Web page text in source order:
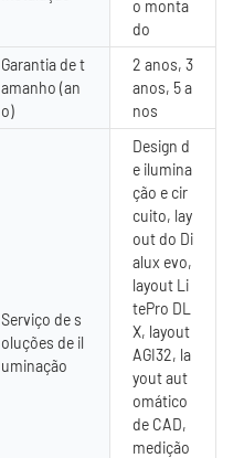
o monta
do
Garantia de t
amanho (an
o)
2 anos, 3
anos, 5 a
nos
Serviço de s
oluções de il
uminação
Design d
e ilumina
ção e cir
cuito, lay
out do Di
alux evo,
layout Li
tePro DL
X, layout
AGI32, la
yout aut
omático
de CAD,
medição